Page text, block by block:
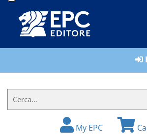
LIBRI
IL
FORMATORE
My EPC